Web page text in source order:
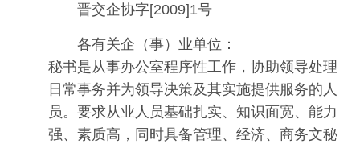
晋交企协字[2009]1号
各有关企（事）业单位：
秘书是从事办公室程序性工作，协助领导处理
日常事务并为领导决策及其实施提供服务的人
员。要求从业人员基础扎实、知识面宽、能力
强、素质高，同时具备管理、经济、商务文秘